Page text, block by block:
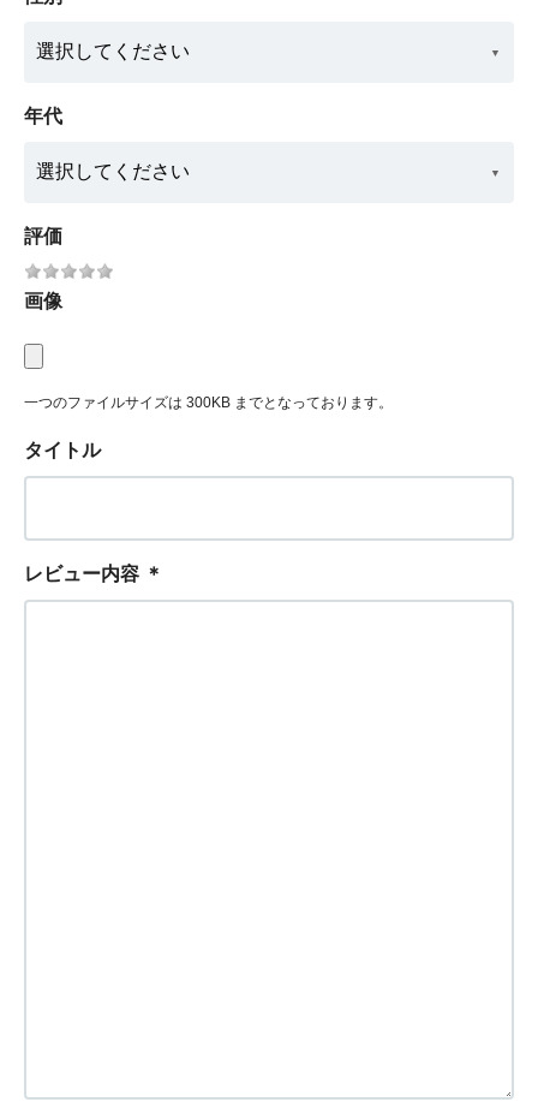
年代
評価
画像
一つのファイルサイズは 300KB までとなっております。
タイトル
レビュー内容 ＊